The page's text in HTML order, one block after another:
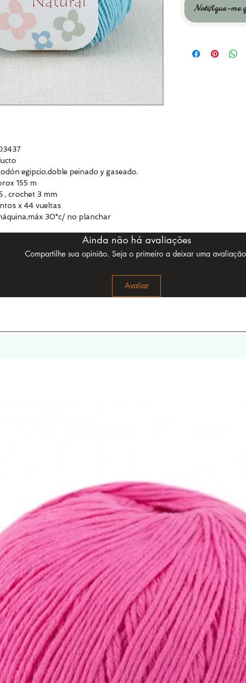
egipcio,doble peinado y gaseado.
155 m
, crochet 3 mm
x 44 vueltas
30°c/ no planchar
Notifique-me
Ainda não há avaliações
Compartilhe sua opinião. Seja o primeiro a deixar uma
Avaliar